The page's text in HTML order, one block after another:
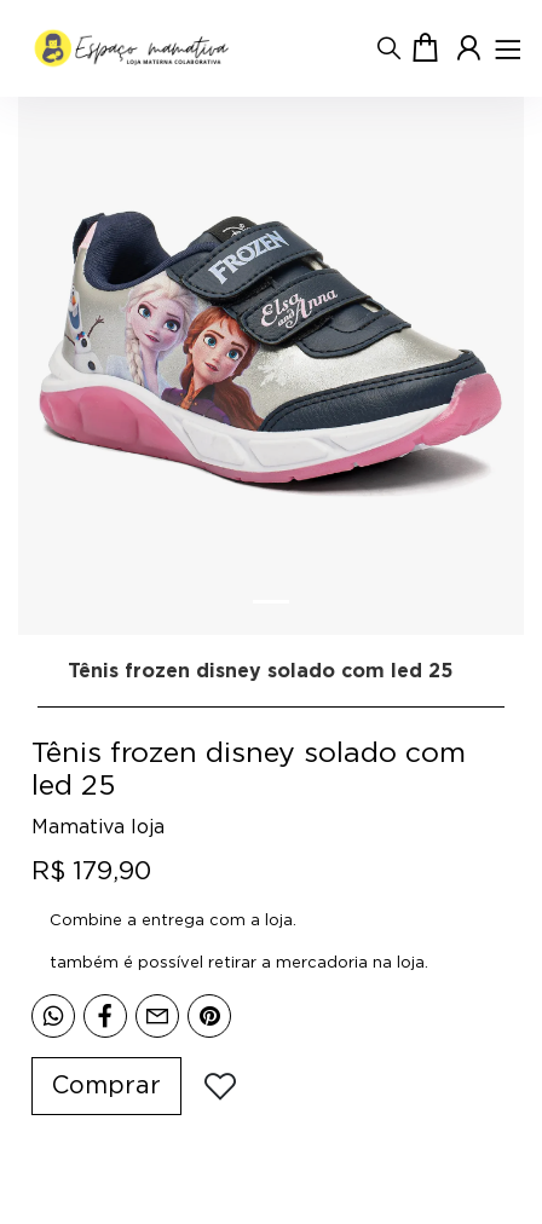
Tênis frozen disney solado com led 25
Tênis frozen disney solado com
led 25
Mamativa loja
R$ 179,90
Combine a entrega com a loja.
também é possível retirar a mercadoria na loja.
Comprar